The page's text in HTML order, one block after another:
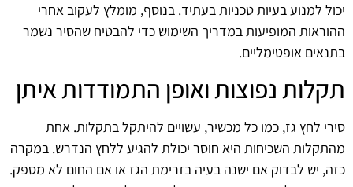
יכול למנוע בעיות טכניות בעתיד. בנוסף, מומלץ לעקוב אחרי
ההוראות המופיעות במדריך השימוש כדי להבטיח שהסיר נשמר
בתנאים אופטימליים.
תקלות נפוצות ואופן התמודדות איתן
סירי לחץ גז, כמו כל מכשיר, עשויים להיתקל בתקלות. אחת
מהתקלות השכיחות היא חוסר יכולת להגיע ללחץ הנדרש. במקרה
כזה, יש לבדוק אם ישנה בעיה בזרימת הגז או אם החום לא מספק.